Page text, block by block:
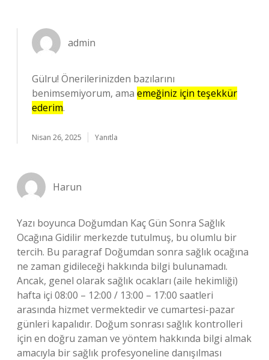
admin
Gülru! Önerilerinizden bazılarını
benimsemiyorum, ama emeğiniz için teşekkür
ederim.
Nisan 26, 2025 Yanıtla
Harun
Yazı boyunca Doğumdan Kaç Gün Sonra Sağlık
Ocağına Gidilir merkezde tutulmuş, bu olumlu bir
tercih. Bu paragraf Doğumdan sonra sağlık ocağına
ne zaman gidileceği hakkında bilgi bulunamadı.
Ancak, genel olarak sağlık ocakları (aile hekimliği)
hafta içi 08:00 – 12:00 / 13:00 – 17:00 saatleri
arasında hizmet vermektedir ve cumartesi-pazar
günleri kapalıdır. Doğum sonrası sağlık kontrolleri
için en doğru zaman ve yöntem hakkında bilgi almak
amacıyla bir sağlık profesyoneline danışılması